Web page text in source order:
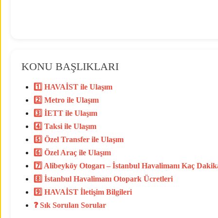
KONU BAŞLIKLARI
1️⃣ HAVAİST ile Ulaşım
2️⃣ Metro ile Ulaşım
3️⃣ İETT ile Ulaşım
4️⃣ Taksi ile Ulaşım
5️⃣ Özel Transfer ile Ulaşım
6️⃣ Özel Araç ile Ulaşım
7️⃣ Alibeyköy Otogarı – İstanbul Havalimanı Kaç
8️⃣ İstanbul Havalimanı Otopark Ücretleri
9️⃣ HAVAİST İletişim Bilgileri
❓ Sık Sorulan Sorular